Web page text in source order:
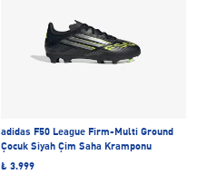
adidas F50 League Firm-Multi Ground
Çocuk Siyah Çim Saha Kramponu
₺ 3.999